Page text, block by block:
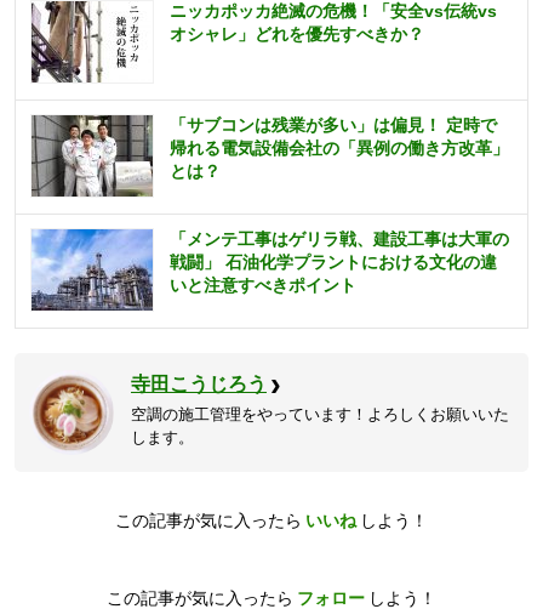
ニッカポッカ絶滅の危機！「安全vs伝統vs
オシャレ」どれを優先すべきか？
「サブコンは残業が多い」は偏見！ 定時で
帰れる電気設備会社の「異例の働き方改革」
とは？
「メンテ工事はゲリラ戦、建設工事は大軍の
戦闘」 石油化学プラントにおける文化の違
いと注意すべきポイント
寺田こうじろう
空調の施工管理をやっています！よろしくお願いいた
します。
この記事が気に入ったら いいね しよう！
この記事が気に入ったら フォロー しよう！